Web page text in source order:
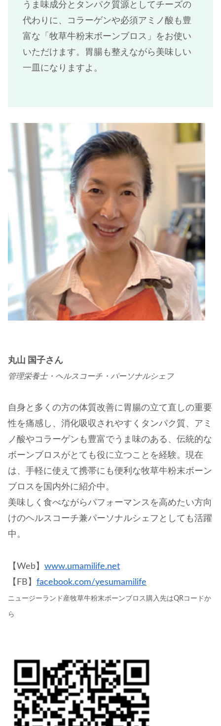
うま味成分とタンパク質源としてチーズの
代わりに、コラーゲンや必須アミノ酸も豊
富な「牧草牛粉末ボーンブロス」をお使い
いただけます。胃腸も整えながら美味しい
一皿になりますよ。
丸山 国子さん
管理栄養士・ヘルスコーチ・パーソナルシェフ
自身と多くの方の体質改善に胃腸の立て直しの重要
性を痛感し、消化吸収されやすくタンパク質、アミ
ノ酸やコラーゲンも豊富でうま味のある、伝統的な
ボーンブロスがとても役に立つことを経験。現在
は、手軽に使えて携帯にも便利な牧草牛粉末ボーン
ブロスを国内外に紹介中。
美味しく食べながらパフォーマンスを高めたい方向
けのヘルスコーチ兼パーソナルシェフとしても活躍
中。
【Web】 www.umamilife.net
【FB】 facebook.com/yesumamilife
ニュージーランド産牧草牛粉末ボーンブロス購入先はQRコードか
ら